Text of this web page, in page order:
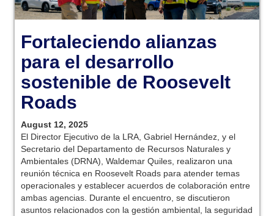
Fortaleciendo alianzas
para el desarrollo
sostenible de Roosevelt
Roads
August 12, 2025
El Director Ejecutivo de la LRA, Gabriel Hernández, y el
Secretario del Departamento de Recursos Naturales y
Ambientales (DRNA), Waldemar Quiles, realizaron una
reunión técnica en Roosevelt Roads para atender temas
operacionales y establecer acuerdos de colaboración entre
ambas agencias. Durante el encuentro, se discutieron
asuntos relacionados con la gestión ambiental, la seguridad